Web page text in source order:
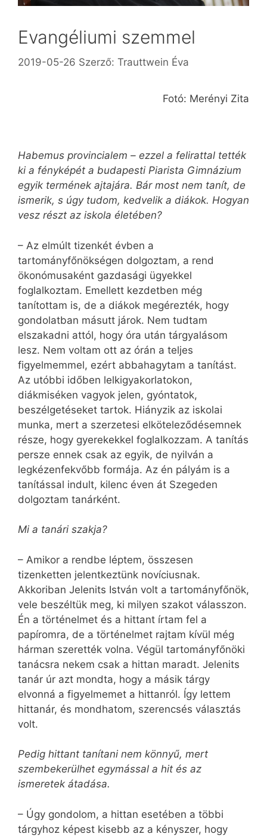
Evangéliumi szemmel
2019-05-26 Szerző: Trauttwein Éva
Fotó: Merényi Zita
Habemus provincialem – ezzel a felirattal tették
ki a fényképét a budapesti Piarista Gimnázium
egyik termének ajtajára. Bár most nem tanít, de
ismerik, s úgy tudom, kedvelik a diákok. Hogyan
vesz részt az iskola életében?
– Az elmúlt tizenkét évben a
tartományfőnökségen dolgoztam, a rend
ökonómusaként gazdasági ügyekkel
foglalkoztam. Emellett kezdetben még
tanítottam is, de a diákok megérezték, hogy
gondolatban másutt járok. Nem tudtam
elszakadni attól, hogy óra után tárgyalásom
lesz. Nem voltam ott az órán a teljes
figyelmemmel, ezért abbahagytam a tanítást.
Az utóbbi időben lelkigyakorlatokon,
diákmiséken vagyok jelen, gyóntatok,
beszélgetéseket tartok. Hiányzik az iskolai
munka, mert a szerzetesi elköteleződésemnek
része, hogy gyerekekkel foglalkozzam. A tanítás
persze ennek csak az egyik, de nyilván a
legkézenfekvőbb formája. Az én pályám is a
tanítással indult, kilenc éven át Szegeden
dolgoztam tanárként.
Mi a tanári szakja?
– Amikor a rendbe léptem, összesen
tizenketten jelentkeztünk novíciusnak.
Akkoriban Jelenits István volt a tartományfőnök,
vele beszéltük meg, ki milyen szakot válasszon.
Én a történelmet és a hittant írtam fel a
papíromra, de a történelmet rajtam kívül még
hárman szerették volna. Végül tartományfőnöki
tanácsra nekem csak a hittan maradt. Jelenits
tanár úr azt mondta, hogy a másik tárgy
elvonná a figyelmemet a hittanról. Így lettem
hittanár, és mondhatom, szerencsés választás
volt.
Pedig hittant tanítani nem könnyű, mert
szembekerülhet egymással a hit és az
ismeretek átadása.
– Úgy gondolom, a hittan esetében a többi
tárgyhoz képest kisebb az a kényszer, hogy